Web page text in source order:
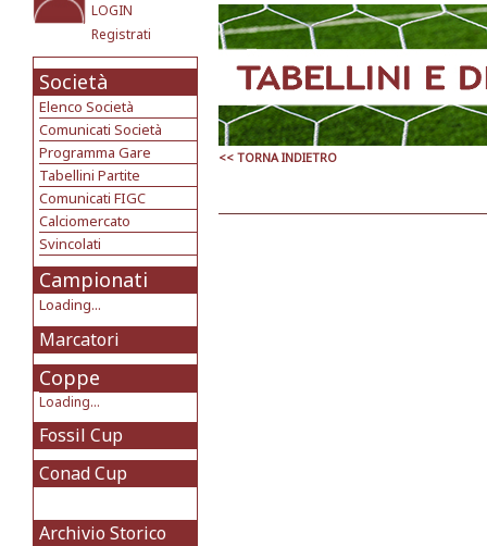
LOGIN
Registrati
Società
Elenco Società
Comunicati Società
Programma Gare
Tabellini Partite
Comunicati FIGC
Calciomercato
Svincolati
Campionati
Loading...
Marcatori
Coppe
Loading...
Fossil Cup
Conad Cup
Archivio Storico
<< TORNA INDIETRO